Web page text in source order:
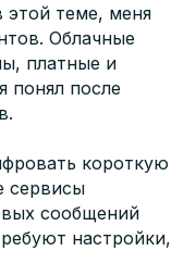
этой теме, меня
Облачные
платные и
понял после
короткую
сервисы
сообщений
настройки,